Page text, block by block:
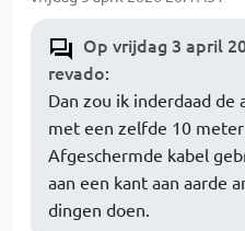
Op vrijdag 3 april
revado:
Dan zou ik inderdaad
met een zelfde 10
Afgeschermde kabel
aan een kant aan aarde
dingen doen.